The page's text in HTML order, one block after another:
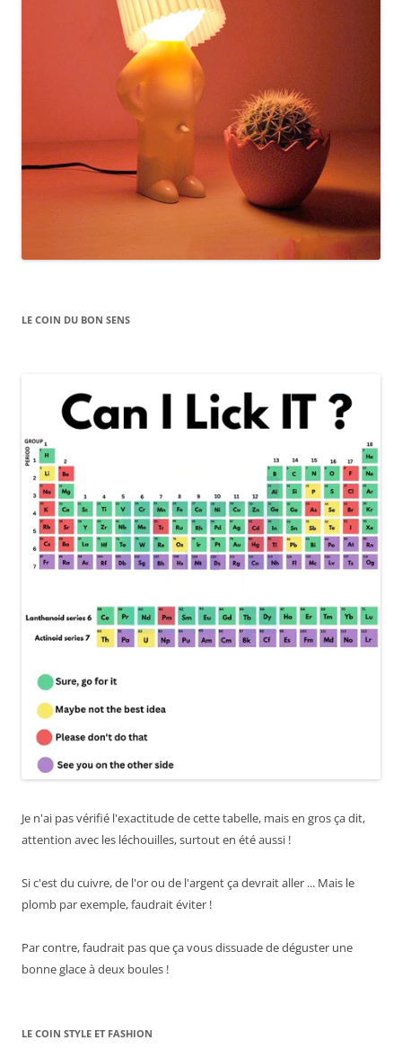
LE COIN DU BON SENS
Je n'ai pas vérifié l'exactitude de cette tabelle, mais en gros ça dit,
attention avec les léchouilles, surtout en été aussi !
Si c'est du cuivre, de l'or ou de l'argent ça devrait aller ... Mais le
plomb par exemple, faudrait éviter !
Par contre, faudrait pas que ça vous dissuade de déguster une
bonne glace à deux boules !
LE COIN STYLE ET FASHION